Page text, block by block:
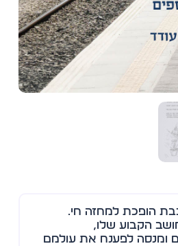
למחזה חי.
שלו,
לפענח את עולמם